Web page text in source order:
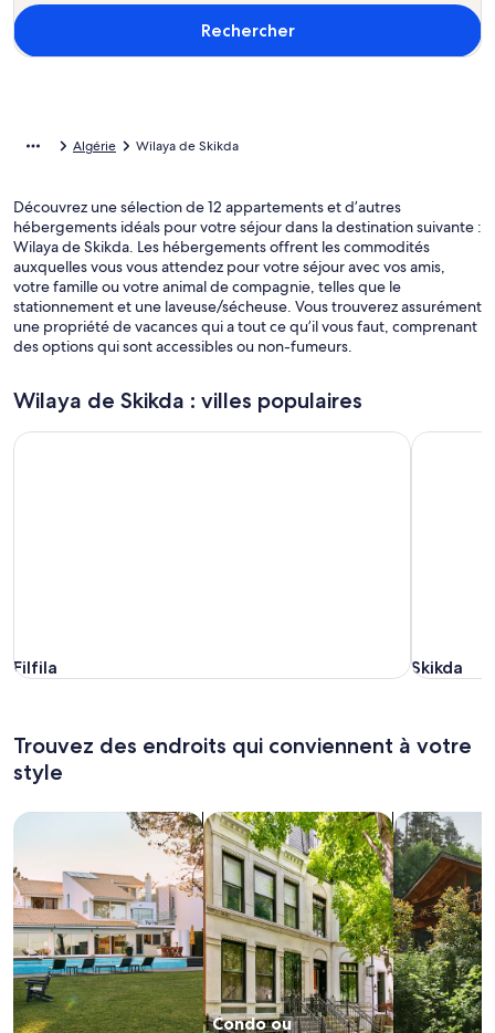
Rechercher
Algérie Wilaya de Skikda
Découvrez une sélection de 12 appartements et d’autres
hébergements idéals pour votre séjour dans la destination suivante :
Wilaya de Skikda. Les hébergements offrent les commodités
auxquelles vous vous attendez pour votre séjour avec vos amis,
votre famille ou votre animal de compagnie, telles que le
stationnement et une laveuse/sécheuse. Vous trouverez assurément
une propriété de vacances qui a tout ce qu’il vous faut, comprenant
des options qui sont accessibles ou non-fumeurs.
Wilaya de Skikda : villes populaires
Filfila
Filfila
Filfila
Skikda
Skikda
Skikda
Trouvez des endroits qui conviennent à votre
style
Rechercher des maisons
Condo ou
Rechercher des condos ouRechercher